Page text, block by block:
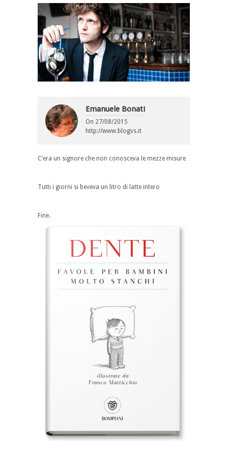
Emanuele Bonati
On 27/08/2015
http://www.blogvs.it
C’era un signore che non conosceva le mezze misure
Tutti i giorni si beveva un litro di latte intero
Fine.